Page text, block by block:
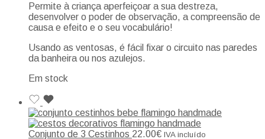
Permite à criança aperfeiçoar a sua destreza,
desenvolver o poder de observação, a compreensão de
causa e efeito e o seu vocabulário!
Usando as ventosas, é fácil fixar o circuito nas paredes
da banheira ou nos azulejos.
Em stock
Conjunto de 3 Cestinhos 22.00€ IVA incluído